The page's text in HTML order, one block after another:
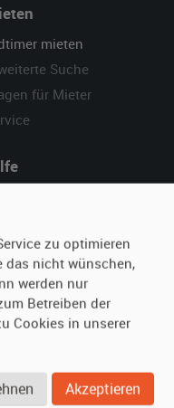
mieten
Suche
für Mieter
zu optimieren
das nicht wünschen,
werden nur
Betreiben der
Cookies in unserer
Akzeptieren